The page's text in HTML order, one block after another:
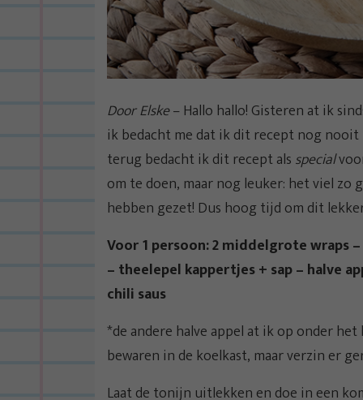
Door Elske– Hallo hallo! Gisteren at ik
ik bedacht me dat ik dit recept nog
terug bedacht ik dit recept als special
om te doen, maar nog leuker: het viel zo
hebben gezet! Dus hoog tijd om dit
Voor 1 persoon: 2 middelgrote wraps
– theelepel kappertjes + sap – halve
chili saus
*de andere halve appel at ik op onder
bewaren in de koelkast, maar verzin er
Laat de tonijn uitlekken en doe in een